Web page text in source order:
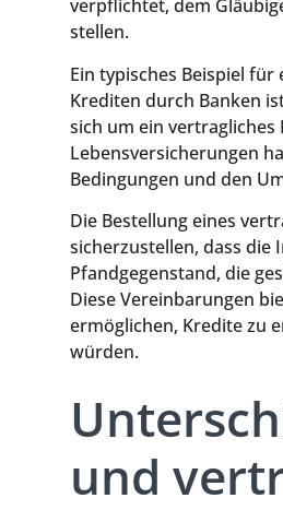
verpflichtet, dem
stellen.
Ein typisches Beispiel
Krediten durch Banken
sich um ein vertragliches
Lebensversicherungen
Bedingungen und den
Die Bestellung eines
sicherzustellen, dass die
Pfandgegenstand, die
Diese Vereinbarungen
ermöglichen, Kredite zu
würden.
und